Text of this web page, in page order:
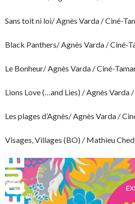
Sans toit ni loi/ Agnès Varda / Ciné-
Black Panthers/ Agnès Varda / Ciné-
Le Bonheur/ Agnès Varda / Ciné-
Lions Love (…and Lies) / Agnès Varda
Les plages d’Agnès/ Agnès Varda /
Visages, Villages (BO) / Mathieu